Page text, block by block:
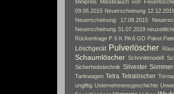
Minipreis Missbrauch von
09.06.2015 Neuerscheinung
Neuerscheinung 17.08.2015
Neuerscheinung 31.07.2019
Rückentrage P 6 K PA 6 GD Paket
Löschgerät Pulverlöscher
Schaumlöscher Schnnittmodell
Sicherheitstechnik Silvester Sommer
Tankwagen Tetra Tetralöscher
ungiftig Unternehmensgeschichte